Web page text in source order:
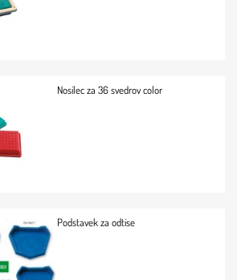
Nosilec za 36 svedrov color
Podstavek za odtise